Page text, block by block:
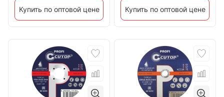
Купить по оптовой цене Купить по оптовой цене